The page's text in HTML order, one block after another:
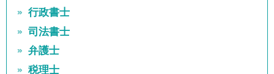
行政書士
司法書士
弁護士
税理士